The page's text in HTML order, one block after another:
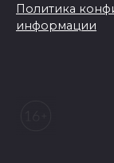
Политика
информации